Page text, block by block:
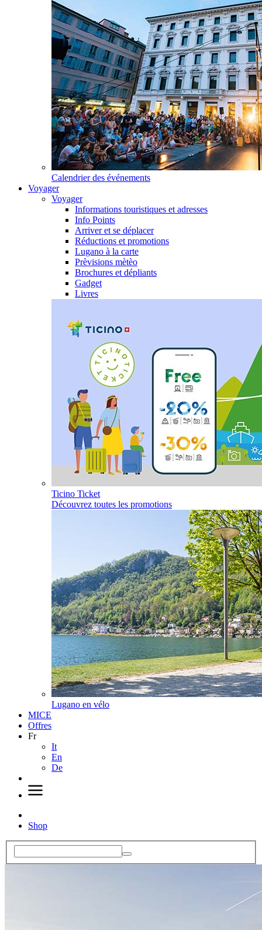
Calendrier des événements
Voyager
Voyager
Informations touristiques et adresses
Info Points
Arriver et se déplacer
Réductions et promotions
Lugano à la carte
Prèvisions mètèo
Brochures et dépliants
Gadget
Livres
Ticino Ticket
Découvrez toutes les promotions
Lugano en vélo
MICE
Offres
Fr
It
En
De
Shop